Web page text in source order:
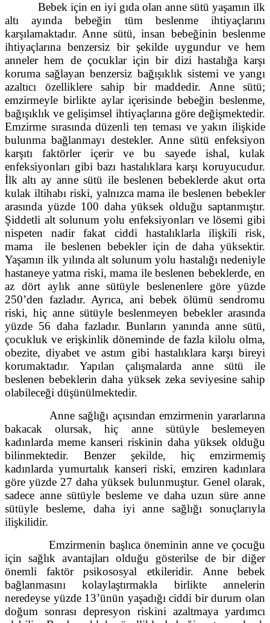
Bebek için en iyi gıda olan anne sütü yaşamın ilk
altı ayında bebeğin tüm beslenme ihtiyaçlarını
karşılamaktadır. Anne sütü, insan bebeğinin beslenme
ihtiyaçlarına benzersiz bir şekilde uygundur ve hem
anneler hem de çocuklar için bir dizi hastalığa karşı
koruma sağlayan benzersiz bağışıklık sistemi ve yangı
azaltıcı özelliklere sahip bir maddedir. Anne sütü;
emzirmeyle birlikte aylar içerisinde bebeğin beslenme,
bağışıklık ve gelişimsel ihtiyaçlarına göre değişmektedir.
Emzirme sırasında düzenli ten teması ve yakın ilişkide
bulunma bağlanmayı destekler. Anne sütü enfeksiyon
karşıtı faktörler içerir ve bu sayede ishal, kulak
enfeksiyonları gibi bazı hastalıklara karşı koruyucudur.
İlk altı ay anne sütü ile beslenen bebeklerde akut orta
kulak iltihabı riski, yalnızca mama ile beslenen bebekler
arasında yüzde 100 daha yüksek olduğu saptanmıştır.
Şiddetli alt solunum yolu enfeksiyonları ve lösemi gibi
nispeten nadir fakat ciddi hastalıklarla ilişkili risk,
mama ile beslenen bebekler için de daha yüksektir.
Yaşamın ilk yılında alt solunum yolu hastalığı nedeniyle
hastaneye yatma riski, mama ile beslenen bebeklerde, en
az dört aylık anne sütüyle beslenenlere göre yüzde
250’den fazladır. Ayrıca, ani bebek ölümü sendromu
riski, hiç anne sütüyle beslenmeyen bebekler arasında
yüzde 56 daha fazladır. Bunların yanında anne sütü,
çocukluk ve erişkinlik döneminde de fazla kilolu olma,
obezite, diyabet ve astım gibi hastalıklara karşı bireyi
korumaktadır. Yapılan çalışmalarda anne sütü ile
beslenen bebeklerin daha yüksek zeka seviyesine sahip
olabileceği düşünülmektedir.
Anne sağlığı açısından emzirmenin yararlarına
bakacak olursak, hiç anne sütüyle beslemeyen
kadınlarda meme kanseri riskinin daha yüksek olduğu
bilinmektedir. Benzer şekilde, hiç emzirmemiş
kadınlarda yumurtalık kanseri riski, emziren kadınlara
göre yüzde 27 daha yüksek bulunmuştur. Genel olarak,
sadece anne sütüyle besleme ve daha uzun süre anne
sütüyle besleme, daha iyi anne sağlığı sonuçlarıyla
ilişkilidir.
Emzirmenin başlıca öneminin anne ve çocuğu
için sağlık avantajları olduğu gösterilse de bir diğer
önemli faktör psikososyal etkileridir. Anne bebek
bağlanmasını kolaylaştırmakla birlikte annelerin
neredeyse yüzde 13’ünün yaşadığı ciddi bir durum olan
doğum sonrası depresyon riskini azaltmaya yardımcı